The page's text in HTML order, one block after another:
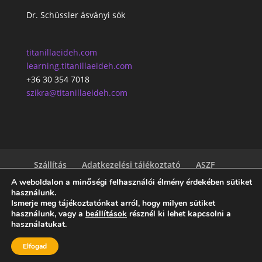
Dr. Schüssler ásványi sók
titanillaeideh.com
learning.titanillaeideh.com
+36 30 354 7018
szikra@titanillaeideh.com
Szállítás Adatkezelési tájékoztató
ASZF
Süti beállítás
Impresszum
Minden jog fenntartva! Eideh Titanilla |
titanillaeideh.com | tanfolyamok (nem csak
A weboldalon a minőségi felhasználói élmény érdekében sütiket
használunk.
Ismerje meg tájékoztatónkat arról, hogy milyen sütiket
használunk, vagy a beállítások résznél ki lehet kapcsolni a
használatukat.
Elfogad